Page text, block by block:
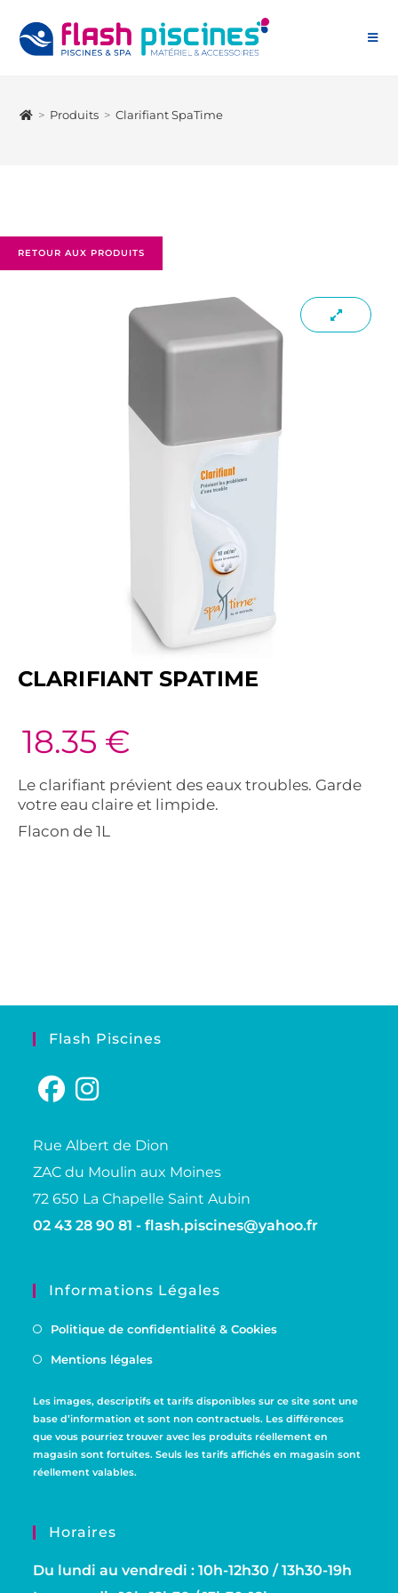
> Produits > Clarifiant SpaTime
CLARIFIANT SPATIME
18.35 €
Le clarifiant prévient des eaux troubles. Garde
votre eau claire et limpide.
Flacon de 1L
Flash Piscines
Rue Albert de Dion
ZAC du Moulin aux Moines
72 650 La Chapelle Saint Aubin
02 43 28 90 81 -flash.piscines@yahoo.fr
Informations Légales
Politique de confidentialité & Cookies
Mentions légales
Les images, descriptifs et tarifs disponibles sur ce site sont une
base d’information et sont non contractuels. Les différences
que vous pourriez trouver avec les produits réellement en
magasin sont fortuites. Seuls les tarifs affichés en magasin sont
réellement valables.
Horaires
Du lundi au vendredi : 10h-12h30 / 13h30-19h